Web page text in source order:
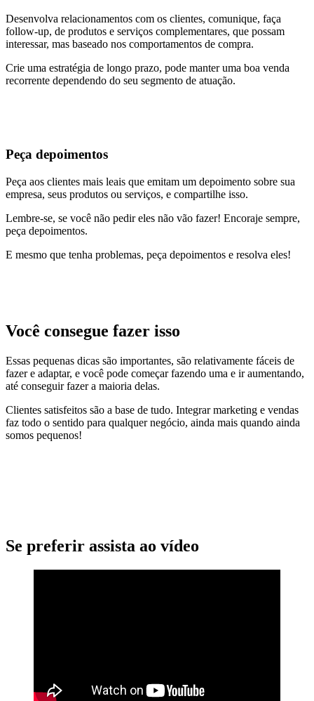
Desenvolva relacionamentos com os clientes, comunique, faça
follow-up, de produtos e serviços complementares, que possam
interessar, mas baseado nos comportamentos de compra.
Crie uma estratégia de longo prazo, pode manter uma boa venda
recorrente dependendo do seu segmento de atuação.
Peça depoimentos
Peça aos clientes mais leais que emitam um depoimento sobre sua
empresa, seus produtos ou serviços, e compartilhe isso.
Lembre-se, se você não pedir eles não vão fazer! Encoraje sempre,
peça depoimentos.
E mesmo que tenha problemas, peça depoimentos e resolva eles!
Você consegue fazer isso
Essas pequenas dicas são importantes, são relativamente fáceis de
fazer e adaptar, e você pode começar fazendo uma e ir aumentando,
até conseguir fazer a maioria delas.
Clientes satisfeitos são a base de tudo. Integrar marketing e vendas
faz todo o sentido para qualquer negócio, ainda mais quando ainda
somos pequenos!
Se preferir assista ao vídeo